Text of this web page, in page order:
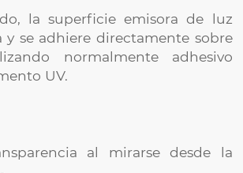
la superficie emisora de luz
y se adhiere directamente sobre
normalmente adhesivo
UV.
al mirarse desde la